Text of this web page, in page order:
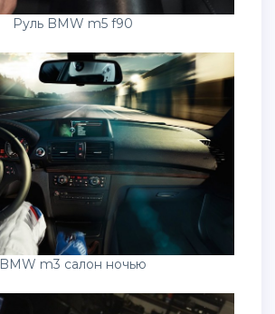
Руль BMW m5 f90
BMW m3 салон ночью